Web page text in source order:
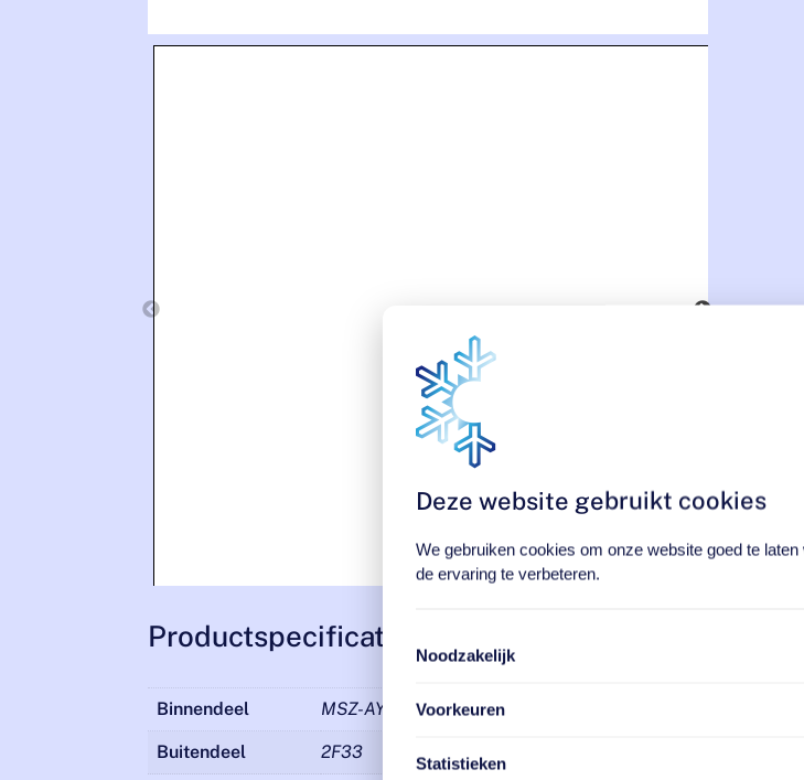
Productspecificaties
Binnendeel MSZ-AY
Buitendeel 2F33
Deze website gebruikt cookies
We gebruiken cookies om onze website goed te
de ervaring te verbeteren.
Noodzakelijk
Voorkeuren
Statistieken